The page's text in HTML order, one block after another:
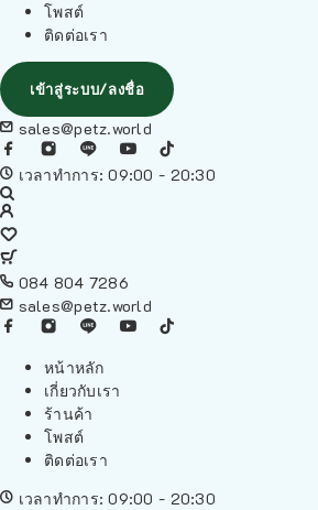
โพสต์
ติดต่อเรา
เข้าสู่ระบบ/ลงชื่อ
sales@petz.world
เวลาทำการ: 09:00 - 20:30
084 804 7286
sales@petz.world
หน้าหลัก
เกี่ยวกับเรา
ร้านค้า
โพสต์
ติดต่อเรา
เวลาทำการ: 09:00 - 20:30